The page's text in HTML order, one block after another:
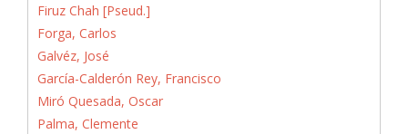
Firuz Chah [Pseud.]
Forga, Carlos
Galvéz, José
García-Calderón Rey, Francisco
Miró Quesada, Oscar
Palma, Clemente